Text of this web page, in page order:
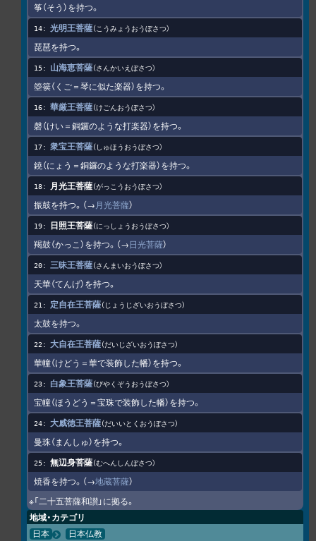
筝（そう）を持つ。
光明王菩薩 こうみょうおうぼさつ
琵琶を持つ。
山海恵菩薩 さんかいえぼさつ
箜篌（くご＝琴に似た楽器）を持つ。
華厳王菩薩 けごんおうぼさつ
磬（けい＝銅鑼のような打楽器）を持つ。
衆宝王菩薩 しゅほうおうぼさつ
鐃（にょう＝銅鑼のような打楽器）を持つ。
月光王菩薩 がっこうおうぼさつ
振鼓を持つ。（→ 月光菩薩）
日照王菩薩 にっしょうおうぼさつ
羯鼓（かっこ）を持つ。（→日光菩薩）
三昧王菩薩 さんまいおうぼさつ
天華（てんげ）を持つ。
定自在王菩薩 じょうじざいおうぼさつ
太鼓を持つ。
大自在王菩薩 だいじざいおうぼさつ
華幢（けどう＝華で装飾した幡）を持つ。
白象王菩薩 びやくぞうおうぼさつ
宝幢（ほうどう＝宝珠で装飾した幡）を持つ。
大威徳王菩薩 だいいとくおうぼさつ
曼珠（まんしゅ）を持つ。
無辺身菩薩 むへんしんぼさつ
焼香を持つ。（→地蔵菩薩）
※「二十五菩薩和讃」に拠る。
地域・カテゴリ
日本 日本仏教